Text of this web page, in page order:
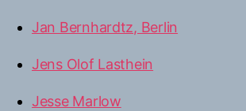
Jan Bernhardtz, Berlin
Jens Olof Lasthein
Jesse Marlow